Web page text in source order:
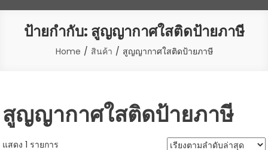
ป้ายกำกับ: สูญญากาศใสติดป้ายภาษี
Home สินค้า สูญญากาศใสติดป้ายภาษี
สูญญากาศใสติดป้ายภาษี
แสดง 1 รายการ